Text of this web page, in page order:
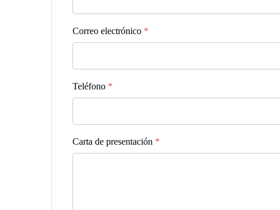
Correo electrónico *
Teléfono *
Carta de presentación *